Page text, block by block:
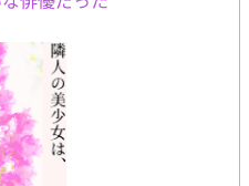
という奇病だった。 奇病を治
いる施設。 この国の王である
に弄び、辱める。 奇病を治療
の世界に来たのか。 香澄は律
るのか。 滅びゆく世界で描
"そのキスは、世界を滅ぼす